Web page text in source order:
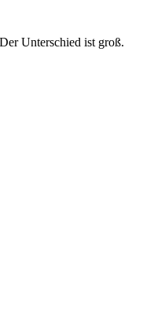
Unterschied ist groß.